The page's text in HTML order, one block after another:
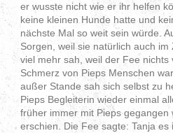
er wusste nicht wie er ihr helfen
keine kleinen Hunde hatte und
nächste Mal so weit sein würde.
Sorgen, weil sie natürlich auch
viel mehr sah, weil der Fee
Schmerz von Pieps Menschen
außer Stande sah sich selbst zu
Pieps Begleiterin wieder einmal
früher immer mit Pieps gegangen
erschien. Die Fee sagte: Tanja es